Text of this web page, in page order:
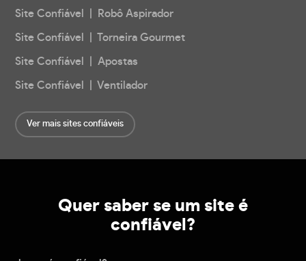
Site Confiável | Robô Aspirador
Site Confiável | Torneira Gourmet
Site Confiável | Apostas
Site Confiável | Ventilador
Ver mais sites confiáveis
Quer saber se um site é
confiável?